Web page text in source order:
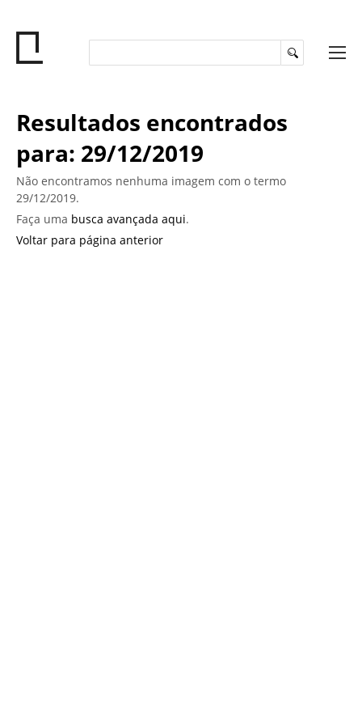
Resultados encontrados
para: 29/12/2019
Não encontramos nenhuma imagem com o termo
29/12/2019.
Faça uma busca avançada aqui.
Voltar para página anterior